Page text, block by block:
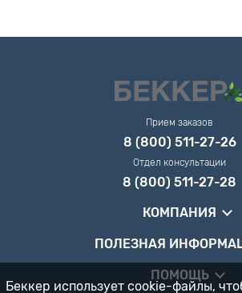
Прием заказов
8 (800) 511-27-26
Отдел консультации
8 (800) 511-27-28
КОМПАНИЯ
ПОЛЕЗНАЯ
ПОМОЩЬ
Беккер использует cookie-файлы,